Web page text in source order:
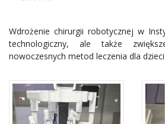
Wdrożenie chirurgii robotycznej w
technologiczny, ale także
nowoczesnych metod leczenia dla